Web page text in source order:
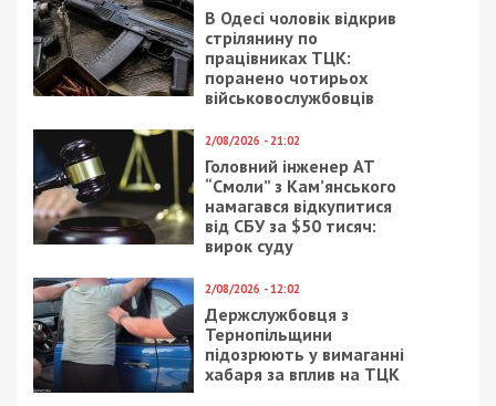
В Одесі чоловік відкрив
стрілянину по
працівниках ТЦК:
поранено чотирьох
військовослужбовців
2/08/2026 - 21:02
Головний інженер АТ
“Смоли” з Кам’янського
намагався відкупитися
від СБУ за $50 тисяч:
вирок суду
2/08/2026 - 12:02
Держслужбовця з
Тернопільщини
підозрюють у вимаганні
хабаря за вплив на ТЦК